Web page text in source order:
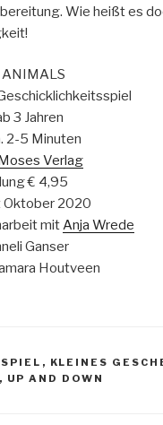
Wie heißt es
ANIMALS
3 Jahren
2-5 Minuten
Moses Verlag
€ 4,95
Oktober 2020
mitAnja Wrede
Ganser
Houtveen
, KLEINES
, UP AND DOWN